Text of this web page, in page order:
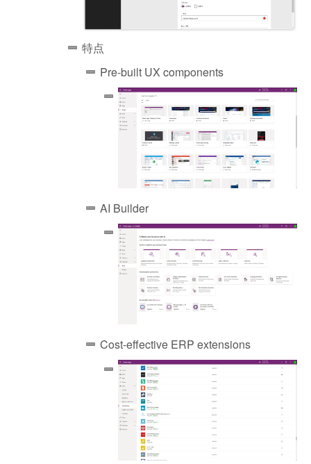
特点
Pre-built UX components
AI Builder
Cost-effective ERP extensions